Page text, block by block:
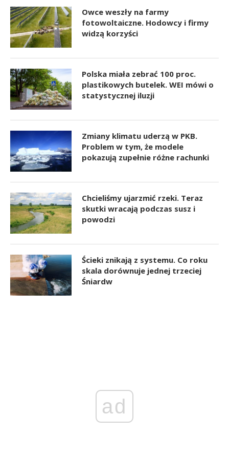
Owce weszły na farmy
fotowoltaiczne. Hodowcy i firmy
widzą korzyści
Polska miała zebrać 100 proc.
plastikowych butelek. WEI mówi o
statystycznej iluzji
Zmiany klimatu uderzą w PKB.
Problem w tym, że modele
pokazują zupełnie różne rachunki
Chcieliśmy ujarzmić rzeki. Teraz
skutki wracają podczas susz i
powodzi
Ścieki znikają z systemu. Co roku
skala dorównuje jednej trzeciej
Śniardw
ad